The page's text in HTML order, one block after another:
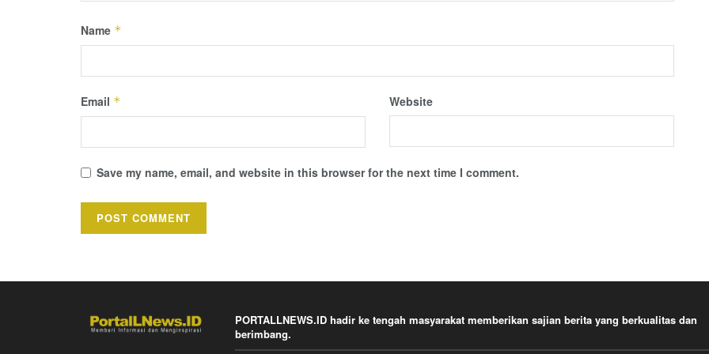
Name *
Email * Website
Save my name, email, and website in this browser for the next time I comment.
PORTALLNEWS.ID hadir ke tengah masyarakat memberikan sajian berita yang berkualitas dan
berimbang.